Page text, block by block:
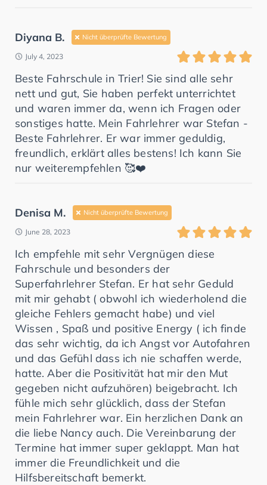
Diyana B. Nicht überprüfte Bewertung
July 4, 2023
Beste Fahrschule in Trier! Sie sind alle sehr
nett und gut, Sie haben perfekt unterrichtet
und waren immer da, wenn ich Fragen oder
sonstiges hatte. Mein Fahrlehrer war Stefan -
Beste Fahrlehrer. Er war immer geduldig,
freundlich, erklärt alles bestens! Ich kann Sie
nur weiterempfehlen 🥰❤️
Denisa M. Nicht überprüfte Bewertung
June 28, 2023
Ich empfehle mit sehr Vergnügen diese
Fahrschule und besonders der
Superfahrlehrer Stefan. Er hat sehr Geduld
mit mir gehabt ( obwohl ich wiederholend die
gleiche Fehlers gemacht habe) und viel
Wissen , Spaß und positive Energy ( ich finde
das sehr wichtig, da ich Angst vor Autofahren
und das Gefühl dass ich nie schaffen werde,
hatte. Aber die Positivität hat mir den Mut
gegeben nicht aufzuhören) beigebracht. Ich
fühle mich sehr glücklich, dass der Stefan
mein Fahrlehrer war. Ein herzlichen Dank an
die liebe Nancy auch. Die Vereinbarung der
Termine hat immer super geklappt. Man hat
immer die Freundlichkeit und die
Hilfsbereitschaft bemerkt.